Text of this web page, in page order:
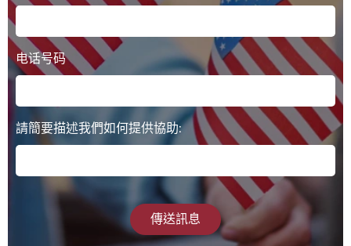
电话号码
請簡要描述我們如何提供協助:
傳送訊息